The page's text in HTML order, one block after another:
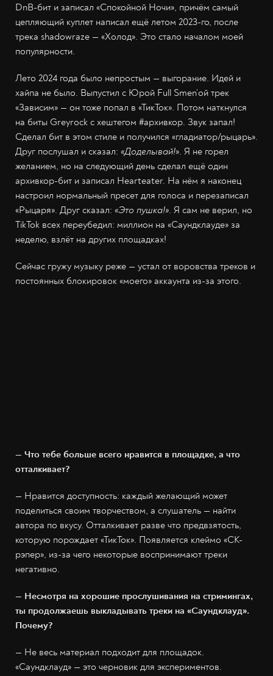
DnB-бит и записал «Спокойной Ночи», причём самый
цепляющий куплет написал ещё летом 2023-го, после
трека shadowraze — «Холод». Это стало началом моей
популярности.
Лето 2024 года было непростым — выгорание. Идей и
хайпа не было. Выпустил с Юрой Full Smen’ой трек
«Зависим» — он тоже попал в «ТикТок». Потом наткнулся
на биты Greyrock с хештегом #архивкор. Звук запал!
Сделал бит в этом стиле и получился «гладиатор/рыцарь».
Друг послушал и сказал: «Доделывай!». Я не горел
желанием, но на следующий день сделал ещё один
архивкор-бит и записал Hearteater. На нём я наконец
настроил нормальный пресет для голоса и перезаписал
«Рыцаря». Друг сказал: «Это пушка!». Я сам не верил, но
TikTok всех переубедил: миллион на «Саундклауде» за
неделю, взлёт на других площадках!
Сейчас гружу музыку реже — устал от воровства треков и
постоянных блокировок «моего» аккаунта из-за этого.
— Что тебе больше всего нравится в площадке, а что
отталкивает?
— Нравится доступность: каждый желающий может
поделиться своим творчеством, а слушатель — найти
автора по вкусу. Отталкивает разве что предвзятость,
которую порождает «ТикТок». Появляется клеймо «СК-
рэпер», из-за чего некоторые воспринимают треки
негативно.
— Несмотря на хорошие прослушивания на стримингах,
ты продолжаешь выкладывать треки на «Саундклауд».
Почему?
— Не весь материал подходит для площадок.
«Саундклауд» — это черновик для экспериментов.